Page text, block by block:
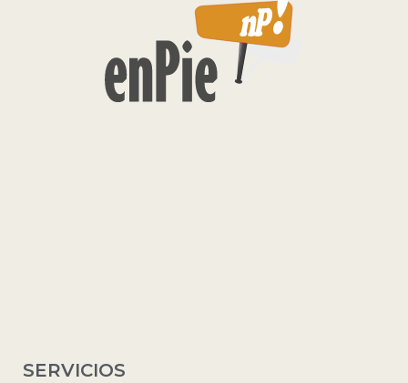
SERVICIOS